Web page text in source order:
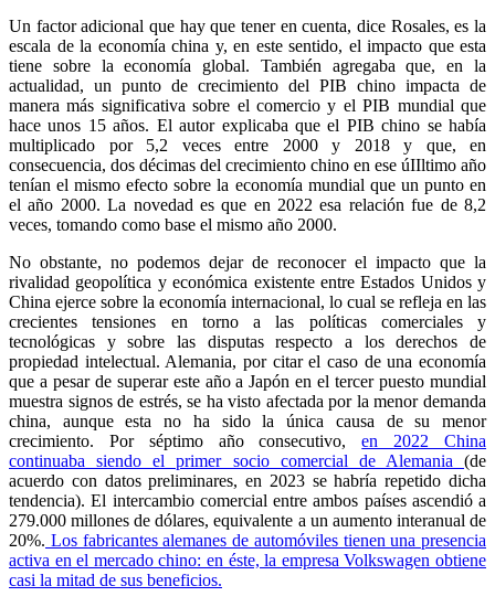
Un factor adicional que hay que tener en cuenta, dice Rosales, es la
escala de la economía china y, en este sentido, el impacto que esta
tiene sobre la economía global. También agregaba que, en la
actualidad, un punto de crecimiento del PIB chino impacta de
manera más significativa sobre el comercio y el PIB mundial que
hace unos 15 años. El autor explicaba que el PIB chino se había
multiplicado por 5,2 veces entre 2000 y 2018 y que, en
consecuencia, dos décimas del crecimiento chino en ese úIIltimo año
tenían el mismo efecto sobre la economía mundial que un punto en
el año 2000. La novedad es que en 2022 esa relación fue de 8,2
veces, tomando como base el mismo año 2000.
No obstante, no podemos dejar de reconocer el impacto que la
rivalidad geopolítica y económica existente entre Estados Unidos y
China ejerce sobre la economía internacional, lo cual se refleja en las
crecientes tensiones en torno a las políticas comerciales y
tecnológicas y sobre las disputas respecto a los derechos de
propiedad intelectual. Alemania, por citar el caso de una economía
que a pesar de superar este año a Japón en el tercer puesto mundial
muestra signos de estrés, se ha visto afectada por la menor demanda
china, aunque esta no ha sido la única causa de su menor
crecimiento. Por séptimo año consecutivo,en 2022 China
continuaba siendo el primer socio comercial de Alemania (de
acuerdo con datos preliminares, en 2023 se habría repetido dicha
tendencia). El intercambio comercial entre ambos países ascendió a
279.000 millones de dólares, equivalente a un aumento interanual de
20%. Los fabricantes alemanes de automóviles tienen una presencia
activa en el mercado chino: en éste, la empresa Volkswagen obtiene
casi la mitad de sus beneficios.